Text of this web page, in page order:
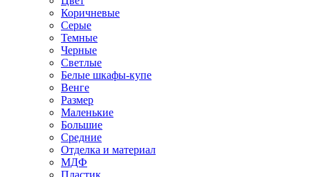
Коричневые
Серые
Темные
Черные
Светлые
Белые шкафы-купе
Венге
Размер
Маленькие
Большие
Средние
Отделка и материал
МДФ
Пластик